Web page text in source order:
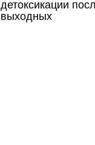
детоксикации
выходных